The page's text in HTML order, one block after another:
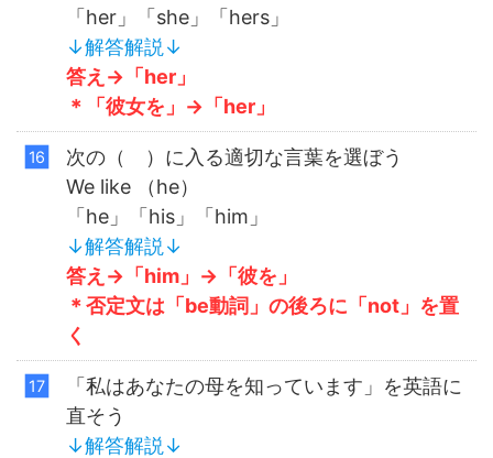
「her」「she」「hers」
↓解答解説↓
答え→「her」
＊「彼女を」→「her」
次の（ ）に入る適切な言葉を選ぼう
We like （he）
「he」「his」「him」
↓解答解説↓
答え→「him」→「彼を」
＊否定文は「be動詞」の後ろに「not」を置
く
「私はあなたの母を知っています」を英語に
直そう
↓解答解説↓